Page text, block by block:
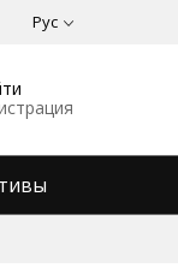
Рус